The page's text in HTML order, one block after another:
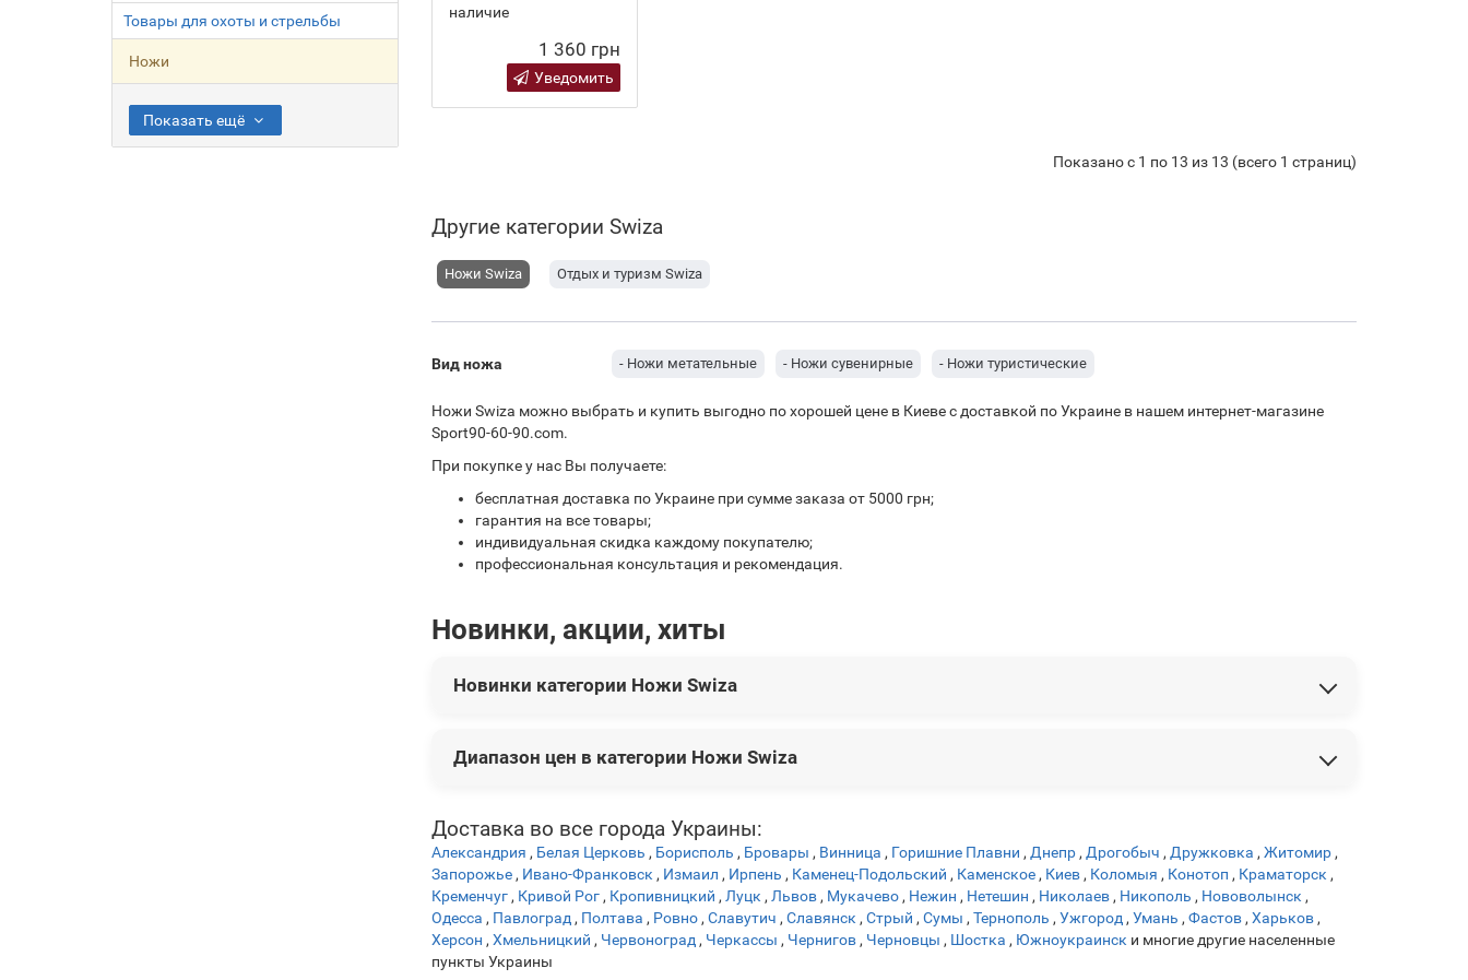
Товары для охоты и стрельбы
Ножи
Показать ещё
наличие
1 360 грн
Уведомить
Показано с 1 по 13 из 13 (всего 1 страниц)
Другие категории Swiza
Ножи Swiza Отдых и туризм Swiza
Вид ножа - Ножи метательные - Ножи сувенирные - Ножи туристические
Ножи Swiza можно выбрать и купить выгодно по хорошей цене в Киеве с доставкой по Украине в нашем интернет-магазине
Sport90-60-90.com.
При покупке у нас Вы получаете:
бесплатная доставка по Украине при сумме заказа от 5000 грн;
гарантия на все товары;
индивидуальная скидка каждому покупателю;
профессиональная консультация и рекомендация.
Новинки, акции, хиты
Новинки категории Ножи Swiza
Нож Swiza D04, белый арт.KNI.0040.1020 1 175 грн
Нож Swiza C02, olive fern арт.KNI.0020.2050
Нож Swiza J02, красный арт.KNI.0021.1001 1 222 грн
Диапазон цен в категории Ножи Swiza
Доставка во все города Украины:
Александрия , Белая Церковь , Борисполь , Бровары , Винница , Горишние Плавни , Днепр, Дрогобыч , Дружковка , Житомир,
Запорожье, Ивано-Франковск , Измаил , Ирпень , Каменец-Подольский , Каменское, Киев, Коломыя , Конотоп , Краматорск ,
Кременчуг, Кривой Рог, Кропивницкий , Луцк , Львов, Мукачево, Нежин , Нетешин , Николаев, Никополь , Нововолынск ,
Одесса , Павлоград , Полтава , Ровно, Славутич , Славянск , Стрый , Сумы , Тернополь , Ужгород , Умань , Фастов, Харьков,
Херсон , Хмельницкий , Червоноград , Черкассы , Чернигов, Черновцы , Шостка , Южноукраинск и многие другие населенные
пункты Украины